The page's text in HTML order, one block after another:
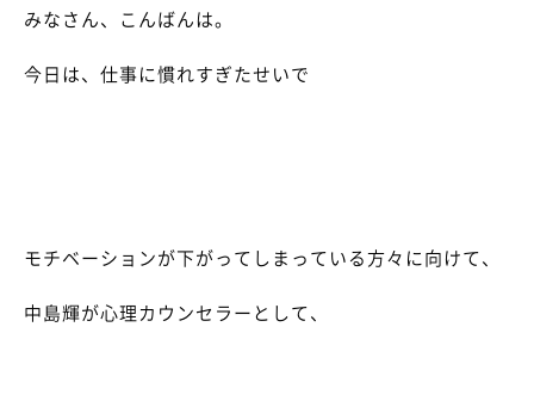
みなさん、こんばんは。
今日は、仕事に慣れすぎたせいで
モチベーションが下がってしまっている方々に向けて、
中島輝が心理カウンセラーとして、